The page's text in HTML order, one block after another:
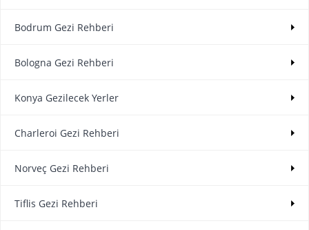
Bodrum Gezi Rehberi
Bologna Gezi Rehberi
Konya Gezilecek Yerler
Charleroi Gezi Rehberi
Norveç Gezi Rehberi
Tiflis Gezi Rehberi